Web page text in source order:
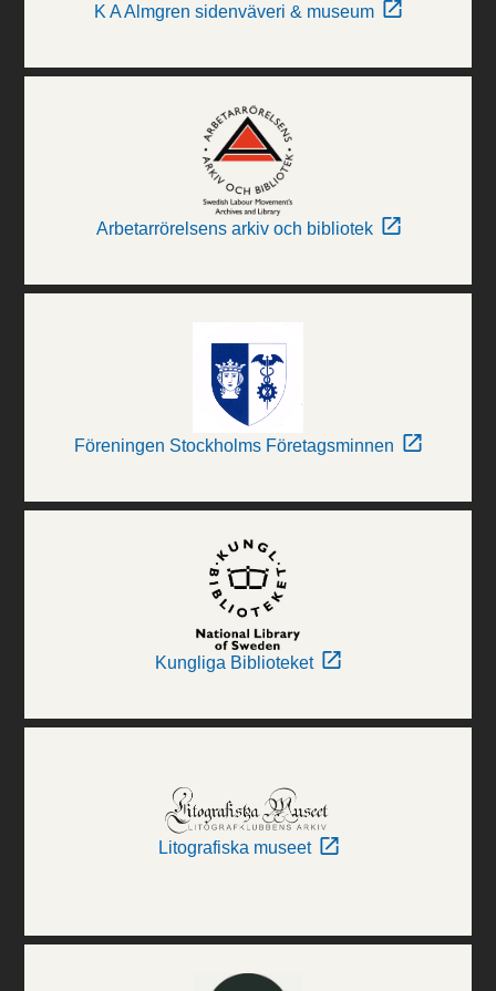
K A Almgren sidenväveri & museum
Arbetarrörelsens arkiv och bibliotek
Föreningen Stockholms Företagsminnen
Kungliga Biblioteket
Litografiska museet